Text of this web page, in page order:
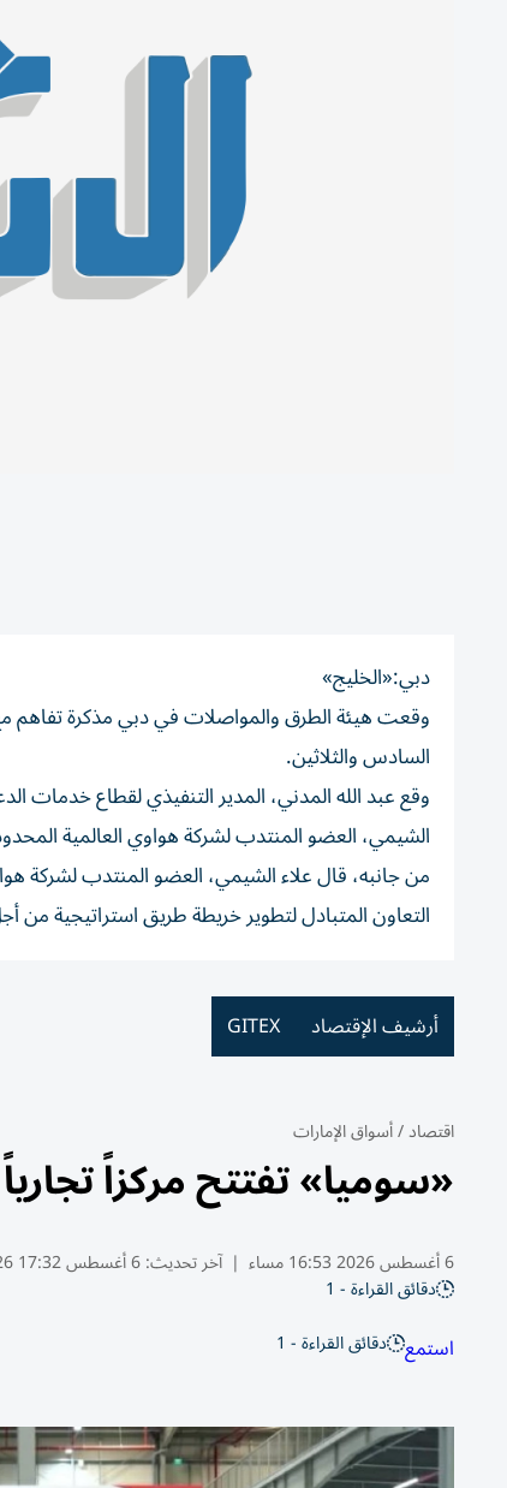
دبي:«الخليج»
وقعت هيئة الطرق والمواصلات في دبي مذكرة تفاهم
السادس والثلاثين.
وقع عبد الله المدني، المدير التنفيذي لقطاع خدمات
الشيمي، العضو المنتدب لشركة هواوي العالمية
من جانبه، قال علاء الشيمي، العضو المنتدب لشركة
التعاون المتبادل لتطوير خريطة طريق استراتيجية من
أرشيف الإقتصاد GITEX
اقتصاد/أسواق الإمارات
«سوميا» تفتتح مركزاً تجارياً في
6 أغسطس 2026 16:53 مساء | آخر تحديث:6 أغسطس 17:32 2026
دقائق القراءة - 1
استمع دقائق القراءة - 1